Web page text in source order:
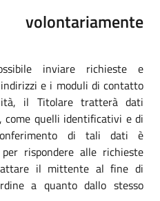
inviare richieste e
e i moduli di contatto
il Titolare tratterà dati
come quelli identificativi e di
di tali dati è
rispondere alle richieste
il mittente al fine di
a quanto dallo stesso